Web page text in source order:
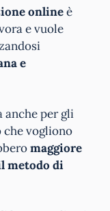
onlineè
e vuole
e
anche per gli
vogliono
maggiore
metodo di